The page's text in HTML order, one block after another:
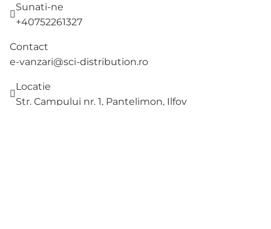
Sunati-ne
+40752261327
Contact
e-vanzari@sci-distribution.ro
Locatie
Str. Campului nr. 1, Pantelimon, Ilfov